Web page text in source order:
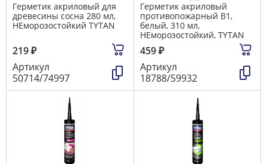
Герметик акриловый для
древесины сосна 280 мл,
НЕморозостойкий TYTAN
219₽
Артикул
50714/74997
Герметик акриловый
противопожарный В1,
белый, 310 мл,
НЕморозостойкий, TYTAN
459₽
Артикул
18788/59932